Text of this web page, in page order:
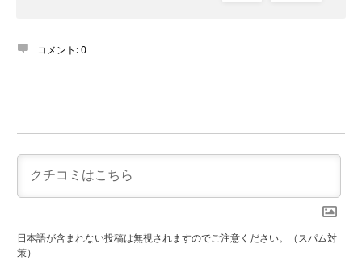
コメント:0
日本語が含まれない投稿は無視されますのでご注意ください。（スパム対
策）